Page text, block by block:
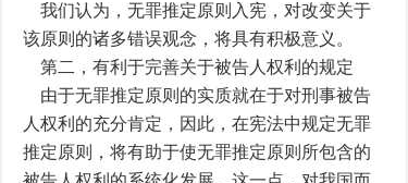
我们认为，无罪推定原则入宪，对改变关于
该原则的诸多错误观念，将具有积极意义。
第二，有利于完善关于被告人权利的规定
由于无罪推定原则的实质就在于对刑事被告
人权利的充分肯定，因此，在宪法中规定无罪
推定原则，将有助于使无罪推定原则所包含的